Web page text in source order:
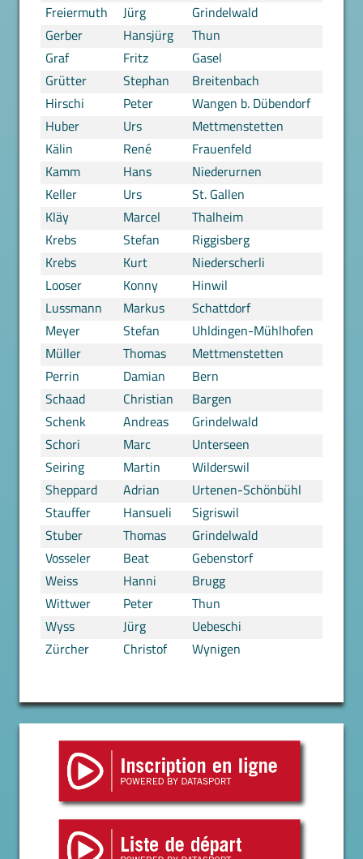
Freiermuth
Jürg
Grindelwald
Gerber
Hansjürg
Thun
Graf
Fritz
Gasel
Grütter
Stephan
Breitenbach
Hirschi
Peter
Wangen b. Dübendorf
Huber
Urs
Mettmenstetten
Kälin
René
Frauenfeld
Kamm
Hans
Niederurnen
Keller
Urs
St. Gallen
Kläy
Marcel
Thalheim
Krebs
Stefan
Riggisberg
Krebs
Kurt
Niederscherli
Looser
Konny
Hinwil
Lussmann
Markus
Schattdorf
Meyer
Stefan
Uhldingen-Mühlhofen
Müller
Thomas
Mettmenstetten
Perrin
Damian
Bern
Schaad
Christian
Bargen
Schenk
Andreas
Grindelwald
Schori
Marc
Unterseen
Seiring
Martin
Wilderswil
Sheppard
Adrian
Urtenen-Schönbühl
Stauffer
Hansueli
Sigriswil
Stuber
Thomas
Grindelwald
Vosseler
Beat
Gebenstorf
Weiss
Hanni
Brugg
Wittwer
Peter
Thun
Wyss
Jürg
Uebeschi
Zürcher
Christof Wynigen